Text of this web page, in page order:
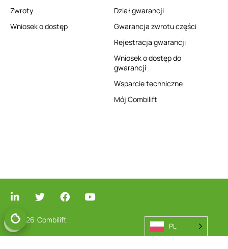
Zwroty
Wniosek o dostęp
Dział gwarancji
Gwarancja zwrotu części
Rejestracja gwarancji
Wniosek o dostęp do
gwarancji
Wsparcie techniczne
Mój Combilift
© 2026 Combilift
PL